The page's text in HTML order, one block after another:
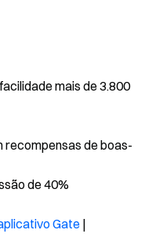
mais de 3.800
recompensas de boas-
de 40%
Gate|